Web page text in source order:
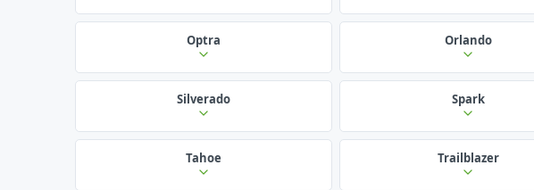
Optra Orlando
Silverado Spark
Tahoe Trailblazer